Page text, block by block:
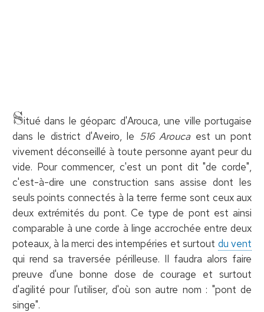
Situé dans le géoparc d'Arouca, une ville portugaise
dans le district d'Aveiro, le 516 Aroucaest un pont
vivement déconseillé à toute personne ayant peur du
vide. Pour commencer, c'est un pont dit "de corde",
c'est-à-dire une construction sans assise dont les
seuls points connectés à la terre ferme sont ceux aux
deux extrémités du pont. Ce type de pont est ainsi
comparable à une corde à linge accrochée entre deux
poteaux, à la merci des intempéries et surtout du vent
qui rend sa traversée périlleuse. Il faudra alors faire
preuve d'une bonne dose de courage et surtout
d'agilité pour l'utiliser, d'où son autre nom : "pont de
singe".